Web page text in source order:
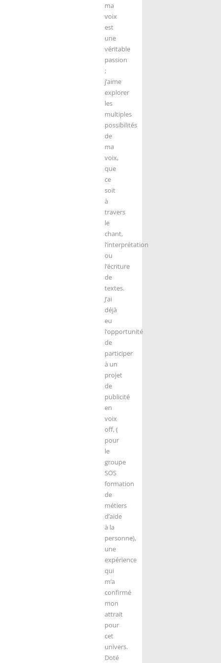
ma
voix
est
une
véritable
passion
;
j’aime
explorer
les
multiples
possibilités
de
ma
voix,
que
ce
soit
à
travers
le
chant,
l’interprétation
ou
l’écriture
de
textes.
J’ai
déjà
eu
l’opportunité
de
participer
à un
projet
de
publicité
en
voix
off, (
pour
le
groupe
SOS
formation
de
métiers
d’aide
à la
personne),
une
expérience
qui
m’a
confirmé
mon
attrait
pour
cet
univers.
Doté